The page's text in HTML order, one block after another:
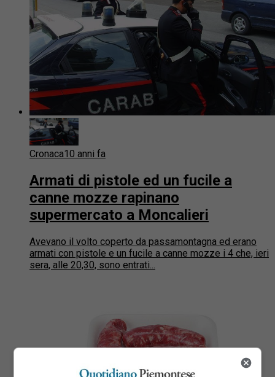
Cronaca10 anni fa
Armati di pistole ed un fucile a
canne mozze rapinano
supermercato a Moncalieri
Avevano il volto coperto da passamontagna ed erano
armati con pistole e un fucile a canne mozze i 4 che, ieri
sera, alle 20,30, sono entrati...